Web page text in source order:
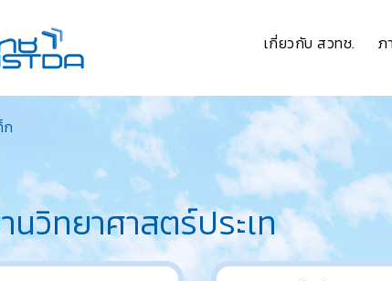
เกี่ยวกับ สวทช. ภ
ก
นวิทยาศาสตร์ประเท